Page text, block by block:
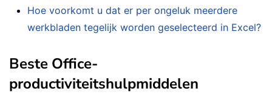
Hoe voorkomt u dat er per ongeluk meerdere
werkbladen tegelijk worden geselecteerd in Excel?
Beste Office-
productiviteitshulpmiddelen